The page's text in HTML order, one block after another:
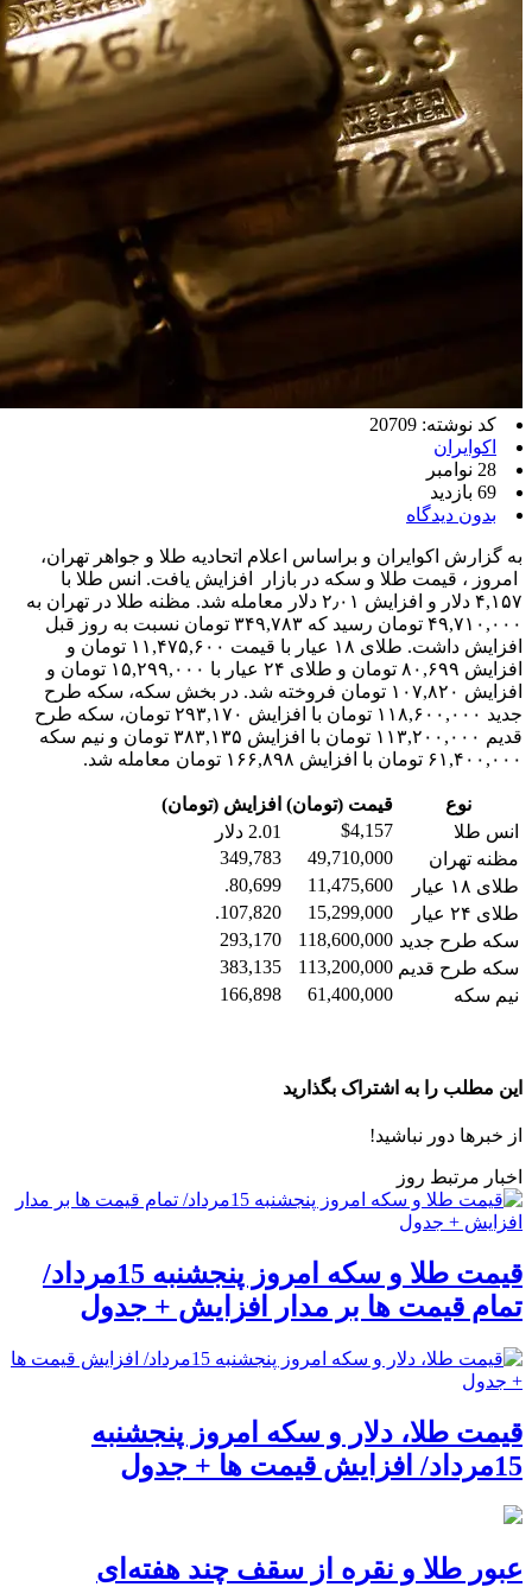
کد نوشته: 20709
اکوایران
28 نوامبر
69 بازدید
بدون دیدگاه
به گزارش اکوایران و براساس اعلام اتحادیه طلا و جواهر تهران،
امروز ، قیمت طلا و سکه در بازار افزایش یافت. انس طلا با
۴,۱۵۷ دلار و افزایش ۲٫۰۱ دلار معامله شد. مظنه طلا در تهران به
۴۹,۷۱۰,۰۰۰ تومان رسید که ۳۴۹,۷۸۳ تومان نسبت به روز قبل
افزایش داشت. طلای ۱۸ عیار با قیمت ۱۱,۴۷۵,۶۰۰ تومان و
افزایش ۸۰,۶۹۹ تومان و طلای ۲۴ عیار با ۱۵,۲۹۹,۰۰۰ تومان و
افزایش ۱۰۷,۸۲۰ تومان فروخته شد. در بخش سکه، سکه طرح
جدید ۱۱۸,۶۰۰,۰۰۰ تومان با افزایش ۲۹۳,۱۷۰ تومان، سکه طرح
قدیم ۱۱۳,۲۰۰,۰۰۰ تومان با افزایش ۳۸۳,۱۳۵ تومان و نیم سکه
۶۱,۴۰۰,۰۰۰ تومان با افزایش ۱۶۶,۸۹۸ تومان معامله شد.
نوع قیمت (تومان) افزایش (تومان)
انس طلا
$4,157
2.01 دلار
مظنه تهران
49,710,000
349,783
طلای ۱۸ عیار
11,475,600
80,699.
طلای ۲۴ عیار
15,299,000
107,820.
سکه طرح جدید 118,600,000
293,170
سکه طرح قدیم 113,200,000
383,135
نیم سکه
61,400,000
166,898
این مطلب را به اشتراک بگذارید
از خبرها دور نباشید!
اخبار مرتبط روز
قیمت طلا و سکه امروز پنجشنبه 15مرداد/
تمام قیمت ها بر مدار افزایش + جدول
قیمت طلا، دلار و سکه امروز پنجشنبه
15مرداد/ افزایش قیمت ها + جدول
عبور طلا و نقره از سقف چند هفته‌ای